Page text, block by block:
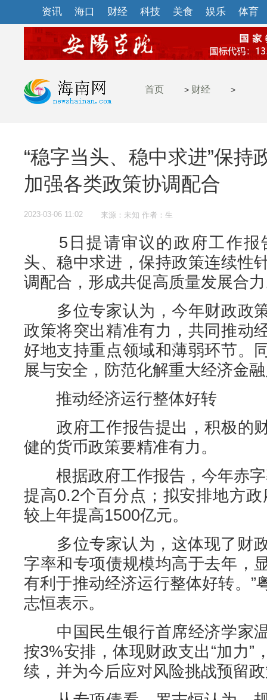
资讯 海口 财经 科技 美食 娱乐 体育
首页 > 财经 >
“稳字当头、稳中求进”保持
加强各类政策协调配合
2023-03-06 11:02 来源：未知 作者：生
5日提请审议的政府工作报
头、稳中求进，保持政策连续性
调配合，形成共促高质量发展合
多位专家认为，今年财政政
政策将突出精准有力，共同推动
好地支持重点领域和薄弱环节。
展与安全，防范化解重大经济金
推动经济运行整体好转
政府工作报告提出，积极的
健的货币政策要精准有力。
根据政府工作报告，今年赤字
提高0.2个百分点；拟安排地方
较上年提高1500亿元。
多位专家认为，这体现了财政
字率和专项债规模均高于去年，
有利于推动经济运行整体好转。”
志恒表示。
中国民生银行首席经济学家
按3%安排，体现财政支出“加力”
续，并为今后应对风险挑战预留